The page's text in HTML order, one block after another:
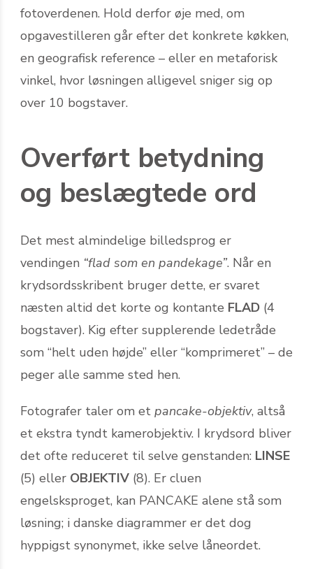
foto­verdenen. Hold derfor øje med, om
opgave­stilleren går efter det konkrete køkken,
en geografisk reference – eller en metaforisk
vinkel, hvor løsningen alligevel sniger sig op
over 10 bogstaver.
Overført betydning
og beslægtede ord
Det mest almindelige billedsprog er
vendingen “flad som en pandekage”. Når en
krydsordsskribent bruger dette, er svaret
næsten altid det korte og kontante FLAD (4
bogstaver). Kig efter supplerende ledetråde
som “helt uden højde” eller “komprimeret” – de
peger alle samme sted hen.
Fotografer taler om et pancake-objektiv, altså
et ekstra tyndt kamerobjektiv. I krydsord bliver
det ofte reduceret til selve genstanden: LINSE
(5) eller OBJEKTIV (8). Er cluen
engelsksproget, kan PANCAKE alene stå som
løsning; i danske diagrammer er det dog
hyppigst synonymet, ikke selve låneordet.